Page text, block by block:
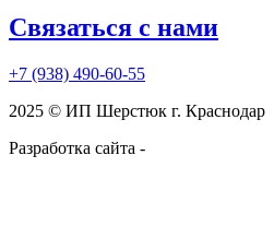
Связаться с нами
+7 (938) 490-60-55
2025 © ИП Шерстюк г. Краснодар
Разработка сайта -